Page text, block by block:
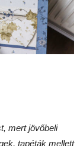
mert jövőbeli
tapéták mellett